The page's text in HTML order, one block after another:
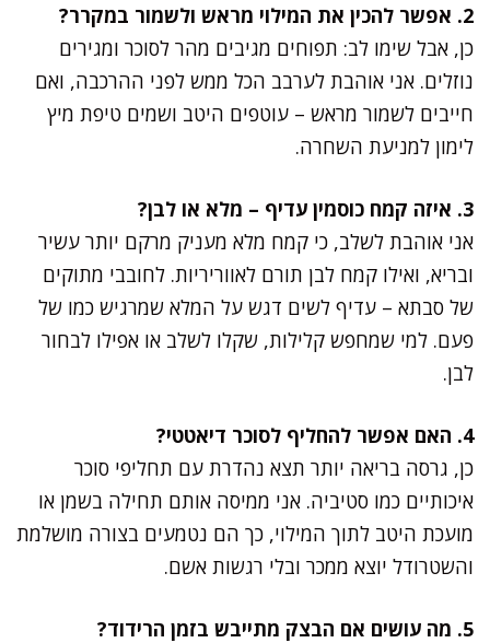
2. אפשר להכין את המילוי מראש ולשמור במקרר?
כן, אבל שימו לב: תפוחים מגיבים מהר לסוכר ומגירים
נוזלים. אני אוהבת לערבב הכל ממש לפני ההרכבה, ואם
חייבים לשמור מראש – עוטפים היטב ושמים טיפת מיץ
לימון למניעת השחרה.
3. איזה קמח כוסמין עדיף – מלא או לבן?
אני אוהבת לשלב, כי קמח מלא מעניק מרקם יותר עשיר
ובריא, ואילו קמח לבן תורם לאווריריות. לחובבי מתוקים
של סבתא – עדיף לשים דגש על המלא שמרגיש כמו של
פעם. למי שמחפש קלילות, שקלו לשלב או אפילו לבחור
לבן.
4. האם אפשר להחליף לסוכר דיאטטי?
כן, גרסה בריאה יותר תצא נהדרת עם תחליפי סוכר
איכותיים כמו סטיביה. אני ממיסה אותם תחילה בשמן או
מועכת היטב לתוך המילוי, כך הם נטמעים בצורה מושלמת
והשטרודל יוצא ממכר ובלי רגשות אשם.
5. מה עושים אם הבצק מתייבש בזמן הרידוד?